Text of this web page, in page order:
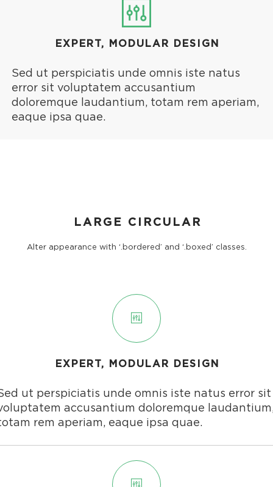
EXPERT, MODULAR DESIGN
Sed ut perspiciatis unde omnis iste natus
error sit voluptatem accusantium
doloremque laudantium, totam rem aperiam,
eaque ipsa quae.
LARGE CIRCULAR
Alter appearance with ‘.bordered’ and ‘.boxed’ classes.
EXPERT, MODULAR DESIGN
ut perspiciatis unde omnis iste natus error sit
accusantium doloremque
rem aperiam, eaque ipsa quae.